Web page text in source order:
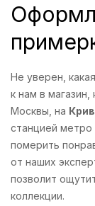
Не уверен,
к нам в
Москвы, на
станцией
померить
от наших
позволит
коллекции.